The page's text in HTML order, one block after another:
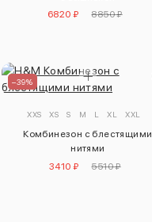
6820 ₽
8850 ₽
–39%
XXS XS S M L XL XXL
Комбинезон с блестящими
нитями
3410 ₽
5510 ₽